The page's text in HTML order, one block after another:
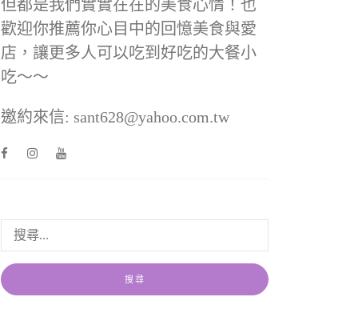
但都是我們實實在在的美食心情！也
歡迎你推薦你心目中的回憶美食與愛
店，讓更多人可以吃到好吃的大餐小
吃～～
邀約來信: sant628@yahoo.com.tw